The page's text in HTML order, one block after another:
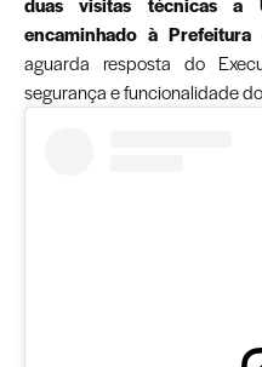
encaminhado à
aguarda resposta do
segurança e funcionalidade